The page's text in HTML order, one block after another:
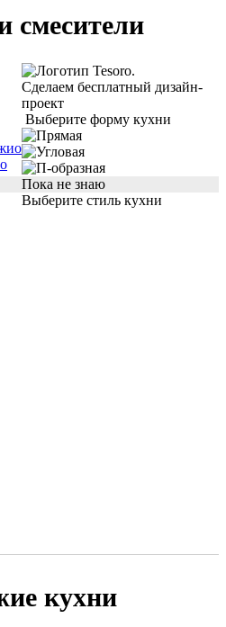
смесители
кухни
Сделаем бесплатный дизайн-
проект
Выберите форму кухни
Пока не знаю
Выберите стиль кухни